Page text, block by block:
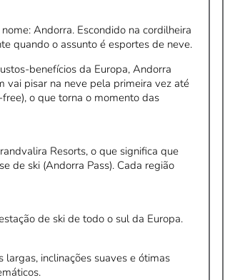
Andorra. Escondido na cordilheira
quando o assunto é esportes de neve.
benefícios da Europa, Andorra
pisar na neve pela primeira vez até
o que torna o momento das
Resorts, o que significa que
de ski (Andorra Pass). Cada região
de ski de todo o sul da Europa.
largas, inclinações suaves e ótimas